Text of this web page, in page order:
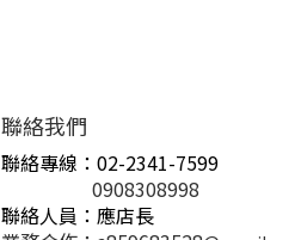
聯絡我們
聯絡專線：02-2341-7599
0908308998
聯絡人員：應店長